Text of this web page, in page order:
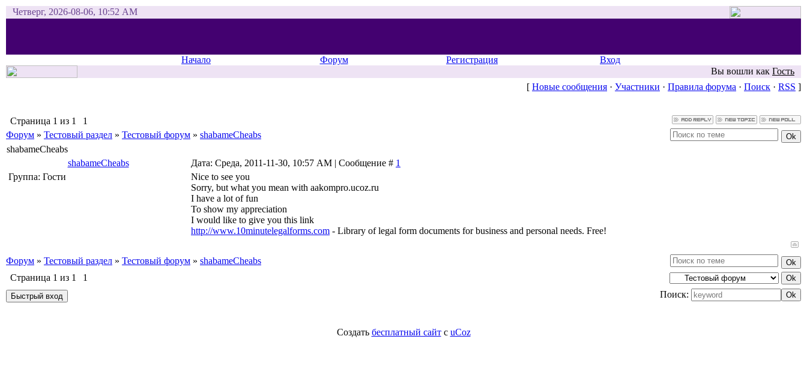
Четверг, 2026-08-06, 10:52 AM
Начало Форум Регистрация
Вход
Вы вошли как Гость
[ Новые сообщения · Участники · Правила форума · Поиск · RSS ]
Страница 1 из 1
1
Форум » Тестовый раздел » Тестовый форум » shabameCheabs
shabameCheabs
shabameCheabs
Дата: Среда, 2011-11-30, 10:57 AM | Сообщение # 1
Группа: Гости
Nice to see you
Sorry, but what you mean with aakompro.ucoz.ru
I have a lot of fun
To show my appreciation
I would like to give you this link
http://www.10minutelegalforms.com - Library of legal form documents for business and personal needs. Free!
Форум » Тестовый раздел » Тестовый форум » shabameCheabs
Страница 1 из 1
1
Поиск:
Создать бесплатный сайтс uCoz